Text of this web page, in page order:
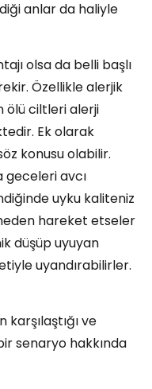
anlar da haliyle
olsa da belli başlı
Özellikle alerjik
ölü ciltleri alerji
Ek olarak
konusu olabilir.
geceleri avcı
uyku kaliteniz
hareket etseler
düşüp uyuyan
uyandırabilirler.
karşılaştığı ve
senaryo hakkında